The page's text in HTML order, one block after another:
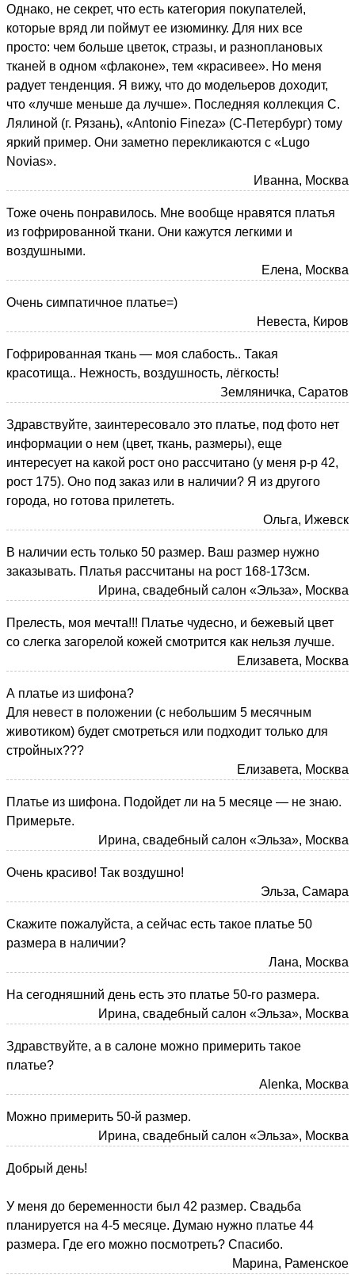
Однако, не секрет, что есть категория покупателей,
которые вряд ли поймут ее изюминку. Для них все
просто: чем больше цветок, стразы, и разноплановых
тканей в одном «флаконе», тем «красивее». Но меня
радует тенденция. Я вижу, что до модельеров доходит,
что «лучше меньше да лучше». Последняя коллекция С.
Лялиной (г. Рязань), «Antonio Fineza» (С-Петербург) тому
яркий пример. Они заметно перекликаются с «Lugo
Novias».
Иванна, Москва
Тоже очень понравилось. Мне вообще нравятся платья
из гофрированной ткани. Они кажутся легкими и
воздушными.
Елена, Москва
Очень симпатичное платье=)
Невеста, Киров
Гофрированная ткань — моя слабость.. Такая
красотища.. Нежность, воздушность, лёгкость!
Земляничка, Саратов
Здравствуйте, заинтересовало это платье, под фото нет
информации о нем (цвет, ткань, размеры), еще
интересует на какой рост оно рассчитано (у меня р-р 42,
рост 175). Оно под заказ или в наличии? Я из другого
города, но готова прилететь.
Ольга, Ижевск
В наличии есть только 50 размер. Ваш размер нужно
заказывать. Платья рассчитаны на рост 168-173см.
Ирина, свадебный салон «Эльза», Москва
Прелесть, моя мечта!!! Платье чудесно, и бежевый цвет
со слегка загорелой кожей смотрится как нельзя лучше.
Елизавета, Москва
А платье из шифона?
Для невест в положении (с небольшим 5 месячным
животиком) будет смотреться или подходит только для
стройных???
Елизавета, Москва
Платье из шифона. Подойдет ли на 5 месяце — не знаю.
Примерьте.
Ирина, свадебный салон «Эльза», Москва
Очень красиво! Так воздушно!
Эльза, Самара
Скажите пожалуйста, а сейчас есть такое платье 50
размера в наличии?
Лана, Москва
На сегодняшний день есть это платье 50-го размера.
Ирина, свадебный салон «Эльза», Москва
Здравствуйте, а в салоне можно примерить такое
платье?
Alenka, Москва
Можно примерить 50-й размер.
Ирина, свадебный салон «Эльза», Москва
Добрый день!
У меня до беременности был 42 размер. Свадьба
планируется на 4-5 месяце. Думаю нужно платье 44
размера. Где его можно посмотреть? Спасибо.
Марина, Раменское